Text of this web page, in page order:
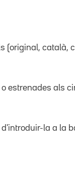
(original, català,
estrenades als
la a la